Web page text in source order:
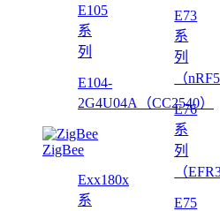
E105
系
列
E104-
2G4U04A（CC2540）
ZigBee
Exx180x
系
E73
系
列
（
E76
系
列
（
E75